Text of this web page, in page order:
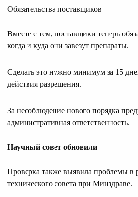
Обязательства поставщиков
Вместе с тем, поставщики теперь
когда и куда они завезут препараты.
Сделать это нужно минимум за 15
действия разрешения.
За несоблюдение нового порядка
административная ответственность.
Научный совет обновили
Проверка также выявила проблемы в
технического совета при Минздраве.